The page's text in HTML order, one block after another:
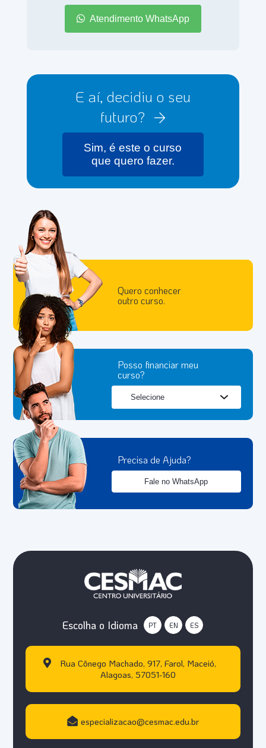
Atendimento WhatsApp
E aí, decidiu o seu
futuro?
Sim, é este o curso
que quero fazer.
Quero conhecer
outro curso.
Posso financiar meu
curso?
Precisa de Ajuda?
Fale no WhatsApp
Escolha o Idioma PT EN ES
Rua Cônego Machado, 917, Farol, Maceió,
Alagoas, 57051-160
especializacao@cesmac.edu.br